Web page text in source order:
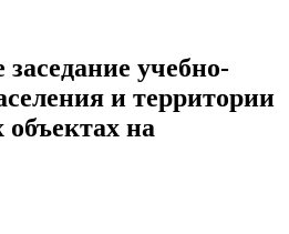
учебно-
и территории
на